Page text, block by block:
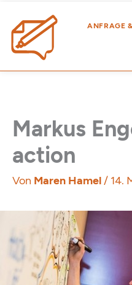
Inhalt
springen
ANFRAGE
Markus
action
Von Maren Hamel/ 14.